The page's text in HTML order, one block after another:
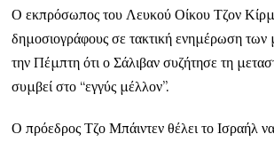
Ο εκπρόσωπος του Λευκού Οίκου Τζον
δημοσιογράφους σε τακτική ενημέρωση
την Πέμπτη ότι ο Σάλιβαν συζήτησε τη
συμβεί στο “εγγύς μέλλον”.
Ο πρόεδρος Τζο Μπάιντεν θέλει το Ισραήλ να